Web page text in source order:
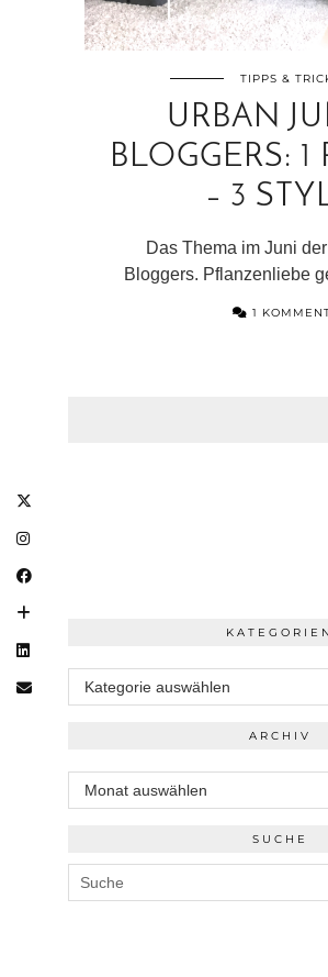
TIPPS &
URBAN
BLOGGERS:
– 3
Das Thema im Juni
Bloggers. Pflanzenliebe
1
KATEGORIEN
Kategorien
ARCHIV
Archiv
SUCHE